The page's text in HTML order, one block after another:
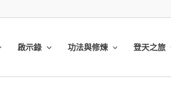
啟示錄 功法與修煉 登天之旅